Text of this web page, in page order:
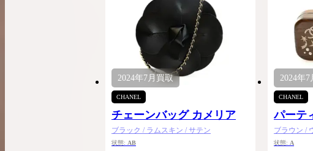
2024年7月 買取
CHANEL
チェーンバッグ カメリア
ブラック / ラムスキン / サテン
状態: AB
2024年7
CHANEL
パーテ
ブラウン /
状態: A